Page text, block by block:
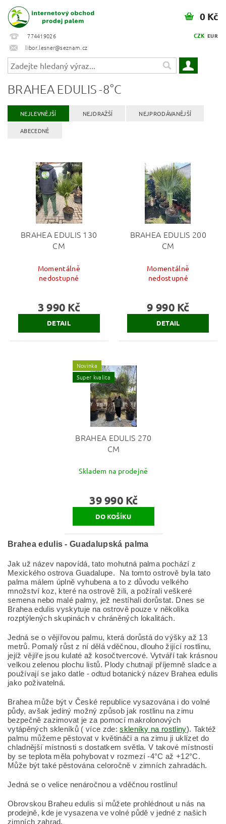
774419026
libor.lesner@seznam.cz
CZK EUR
0 Kč
BRAHEA EDULIS -8°C
Brahea edulis - Guadalupská palma
Jak už název napovídá, tato mohutná palma pochází z
Mexického ostrova Guadalupe. Na tomto ostrově byla tato
palma málem úplně vyhubena a to z důvodu velkého
množství koz, které na ostrově žili, a požírali veškeré
semena nebo malé palmy, jež nestíhali dorůstat. Dnes se
Brahea edulis vyskytuje na ostrově pouze v několika
rozptýlených skupinách v chráněných lokalitách.
Jedná se o vějířovou palmu, která dorůstá do výšky až 13
metrů. Pomalý růst z ní dělá vděčnou, dlouho žijící rostlinu,
jejíž vějíře jsou kulaté až kosočtvercové. Vytváří tak krásnou
velkou zelenou plochu listů. Plody chutnají příjemně sladce a
používají se jako datle - odtud botanický název Brahea edulis
jako poživatelná.
Brahea může být v České republice vysazována i do volné
půdy, avšak jediný možný způsob jak rostlinu na zimu
bezpečně zazimovat je za pomocí makrolonových
vytápěných skleníků ( více zde:skleníky na rostliny). Taktéž
palmu můžeme pěstovat v květináči a na zimu ji uklízet do
chladnější místnosti s dostatkem světla. V takové místnosti
by se teplota měla pohybovat v rozmezí -4°C až +12°C.
Může být také pěstována celoročně v zimních zahradách.
Jedná se o velice nenáročnou a vděčnou rostlinu!
Obrovskou Braheu edulis si můžete prohlédnout u nás na
prodejně, kde je vysazena ve volné půdě v jedné z našich
zimních zahrad.
NEJLEVNĚJŠÍ NEJDRAŽŠÍ NEJPRODÁVANĚJŠÍ
ABECEDNĚ
BRAHEA EDULIS 130
CM
Momentálně
nedostupné
3 990 Kč
DETAIL
BRAHEA EDULIS 200
CM
Momentálně
nedostupné
9 990 Kč
DETAIL
Novinka
Super kvalita
BRAHEA EDULIS 270
CM
Skladem na prodejně
39 990 Kč